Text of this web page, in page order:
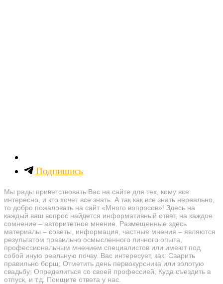
Подпишись
Мы рады приветствовать Вас на сайте для тех, кому все
интересно, и кто хочет все знать. А так как все знать нереально,
то добро пожаловать на сайт «Много вопросов»! Здесь на
каждый ваш вопрос найдется информативный ответ, на каждое
сомнение – авторитетное мнение. Размещенные здесь
материалы – советы, информация, частные мнения – являются
результатом правильно осмысленного личного опыта,
профессиональным мнением специалистов или имеют под
собой иную реальную почву. Вас интересует, как: Сварить
правильно борщ; Отметить день первокурсника или золотую
свадьбу; Определиться со своей профессией; Куда съездить в
отпуск, и т.д. Поищите ответа у нас.